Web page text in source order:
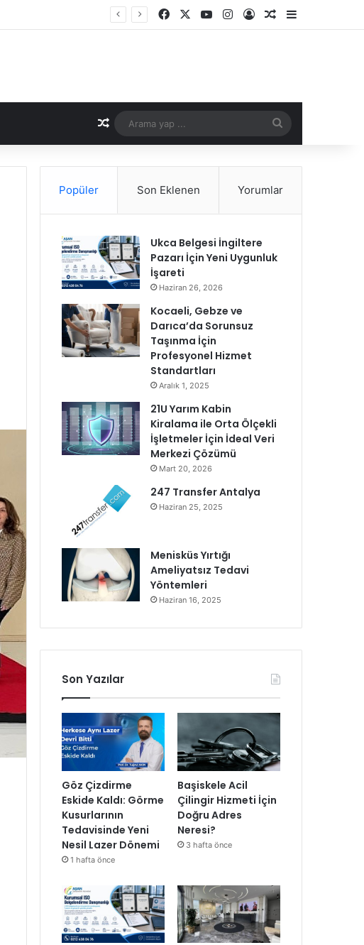
Facebook YouTubeInstagramKayıt OlRastgele Makale
Rastgele Makale
yap
Popüler Son Eklenen Yorumlar
Ukca Belgesi İngiltere
Pazarı İçin Yeni Uygunluk
İşareti
Haziran 26, 2026
Kocaeli, Gebze ve
Darıca’da Sorunsuz
Taşınma İçin
Profesyonel Hizmet
Standartları
Aralık 1, 2025
21U Yarım Kabin
Kiralama ile Orta Ölçekli
İşletmeler İçin İdeal Veri
Merkezi Çözümü
Mart 20, 2026
247 Transfer Antalya
Haziran 25, 2025
Menisküs Yırtığı
Ameliyatsız Tedavi
Yöntemleri
Haziran 16, 2025
Son Yazılar
Göz Çizdirme
Eskide Kaldı: Görme
Kusurlarının
Tedavisinde Yeni
Nesil Lazer Dönemi
1 hafta önce
Başiskele Acil
Çilingir Hizmeti İçin
Doğru Adres
Neresi?
3 hafta önce